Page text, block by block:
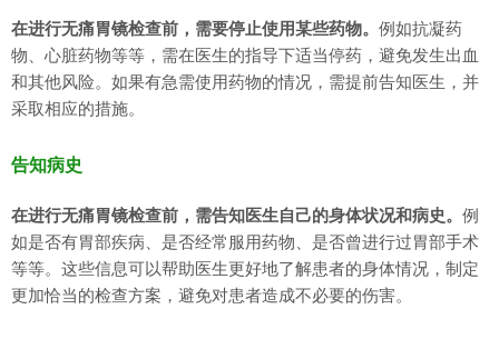
在进行无痛胃镜检查前，需要停止使用某些药物。 例如抗凝药
物、心脏药物等等，需在医生的指导下适当停药，避免发生出血
和其他风险。如果有急需使用药物的情况，需提前告知医生，并
采取相应的措施。
告知病史
在进行无痛胃镜检查前，需告知医生自己的身体状况和病史。 例
如是否有胃部疾病、是否经常服用药物、是否曾进行过胃部手术
等等。这些信息可以帮助医生更好地了解患者的身体情况，制定
更加恰当的检查方案，避免对患者造成不必要的伤害。